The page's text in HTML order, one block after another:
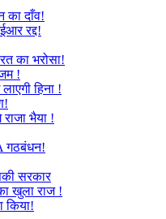
का दाँव!
रद्द!
का भरोसा!
!
हिना !
भैया !
गठबंधन!
सरकार
खुला राज !
किया!